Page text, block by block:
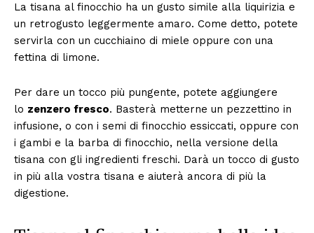
La tisana al finocchio ha un gusto simile alla liquirizia e
un retrogusto leggermente amaro. Come detto, potete
servirla con un cucchiaino di miele oppure con una
fettina di limone.
Per dare un tocco più pungente, potete aggiungere
lo zenzero fresco. Basterà metterne un pezzettino in
infusione, o con i semi di finocchio essiccati, oppure con
i gambi e la barba di finocchio, nella versione della
tisana con gli ingredienti freschi. Darà un tocco di gusto
in più alla vostra tisana e aiuterà ancora di più la
digestione.